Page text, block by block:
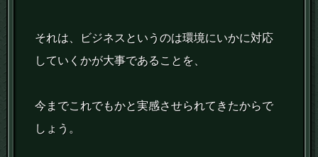
それは、ビジネスというのは環境にいかに対応
していくかが大事であることを、
今までこれでもかと実感させられてきたからで
しょう。